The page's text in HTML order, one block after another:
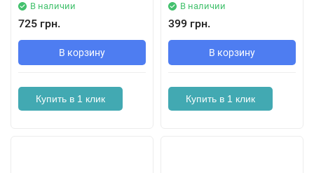
В наличии
725 грн.
В корзину
Купить в 1 клик
В наличии
399 грн.
В корзину
Купить в 1 клик